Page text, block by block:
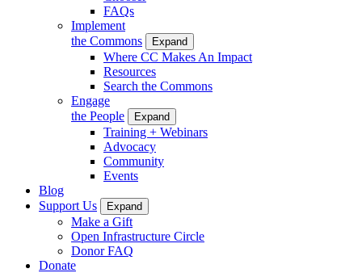
FAQs
Implement
the Commons
Expand
Where CC Makes An Impact
Resources
Search the Commons
Engage
the People
Expand
Training + Webinars
Advocacy
Community
Events
Blog
Support Us
Expand
Make a Gift
Open Infrastructure Circle
Donor FAQ
Donate